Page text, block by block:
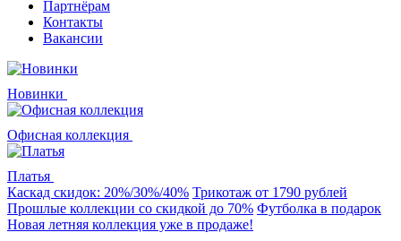
Партнёрам
Контакты
Вакансии
Новинки
Офисная коллекция
Платья
Каскад скидок: 20%/30%/40% Трикотаж от 1790 рублей
Прошлые коллекции со скидкой до 70% Футболка в подарок
Новая летняя коллекция уже в продаже!